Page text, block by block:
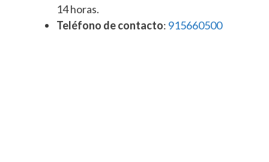
14 horas.
Teléfono de contacto: 915660500